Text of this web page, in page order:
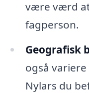
være værd
fagperson.
Geografisk
også
Nylars du